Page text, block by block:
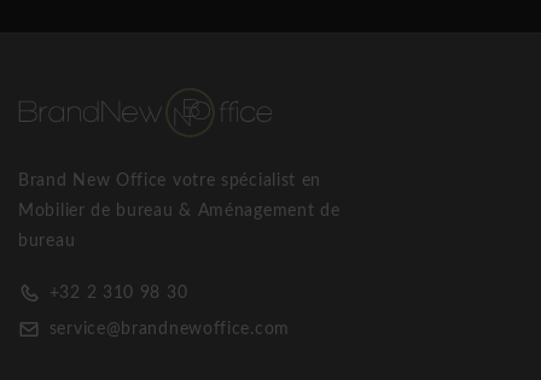
Brand New Office votre spécialist en
Mobilier de bureau & Aménagement de
bureau
+32 2 310 98 30
service@brandnewoffice.com